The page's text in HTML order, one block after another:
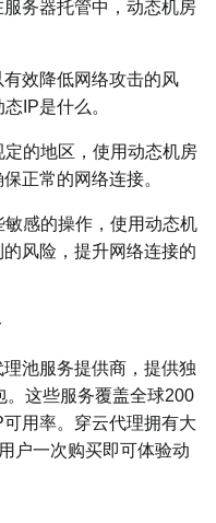
务器托管中，动态机房
效降低网络攻击的风
IP是什么。
的地区，使用动态机房
正常的网络连接。
感的操作，使用动态机
风险，提升网络连接的
池服务提供商，提供独
。这些服务覆盖全球200
用率。穿云代理拥有大
户一次购买即可体验动